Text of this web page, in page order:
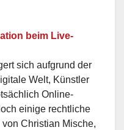
beim Live-
sich aufgrund der
Welt, Künstler
Online-
einige rechtliche
Christian Mische,